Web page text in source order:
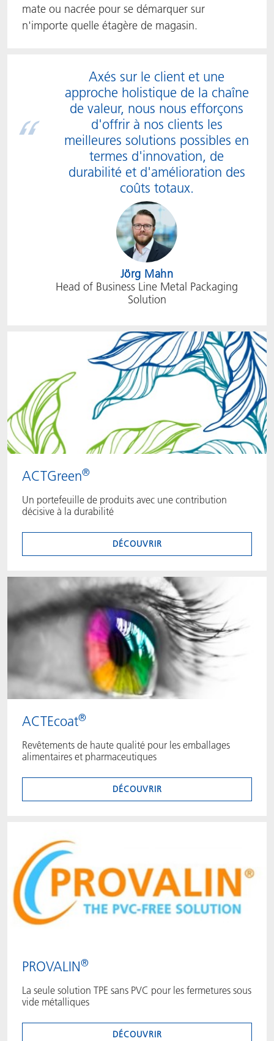
mate ou nacrée pour se démarquer sur
n'importe quelle étagère de magasin.
Axés sur le client et une
approche holistique de la chaîne
de valeur, nous nous efforçons
d'offrir à nos clients les
meilleures solutions possibles en
termes d'innovation, de
durabilité et d'amélioration des
coûts totaux.
Jörg Mahn
Head of Business Line Metal Packaging
Solution
ACTGreen®
Un portefeuille de produits avec une contribution
décisive à la durabilité
DÉCOUVRIR
ACTEcoat®
Revêtements de haute qualité pour les emballages
alimentaires et pharmaceutiques
DÉCOUVRIR
PROVALIN®
La seule solution TPE sans PVC pour les fermetures sous
vide métalliques
DÉCOUVRIR